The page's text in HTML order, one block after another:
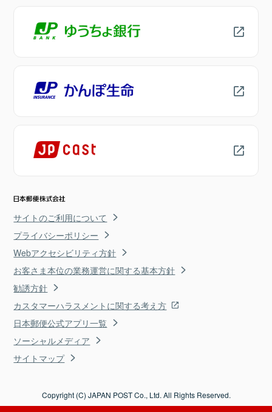
サイトのご利用について
プライバシーポリシー
Webアクセシビリティ方針
お客さま本位の業務運営に関する基本方針
勧誘方針
カスタマーハラスメントに関する考え方
日本郵便公式アプリ一覧
ソーシャルメディア
サイトマップ
Copyright (C) JAPAN POST Co., Ltd. All Rights Reserved.